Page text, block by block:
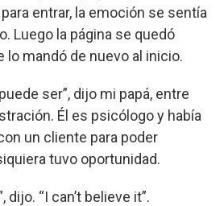
entrar, la emoción se sentía
Luego la página se quedó
lo mandó de nuevo al inicio.
ser”, dijo mi papá, entre
Él es psicólogo y había
un cliente para poder
tuvo oportunidad.
dijo. “I can’t believe it”.